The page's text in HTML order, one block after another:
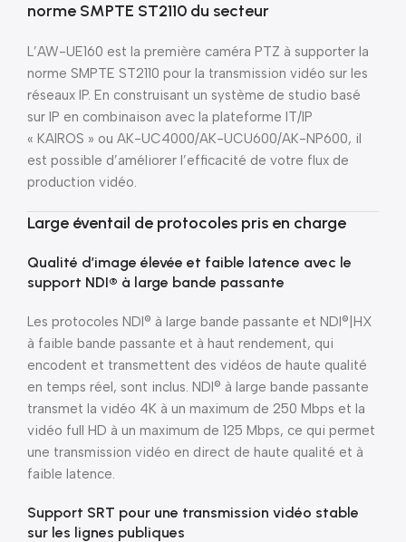
norme SMPTE ST2110 du secteur
L’AW-UE160 est la première caméra PTZ à supporter la
norme SMPTE ST2110 pour la transmission vidéo sur les
réseaux IP. En construisant un système de studio basé
sur IP en combinaison avec la plateforme IT/IP
« KAIROS » ou AK-UC4000/AK-UCU600/AK-NP600, il
est possible d’améliorer l’efficacité de votre flux de
production vidéo.
Large éventail de protocoles pris en charge
Qualité d’image élevée et faible latence avec le
support NDI® à large bande passante
Les protocoles NDI® à large bande passante et NDI®|HX
à faible bande passante et à haut rendement, qui
encodent et transmettent des vidéos de haute qualité
en temps réel, sont inclus. NDI® à large bande passante
transmet la vidéo 4K à un maximum de 250 Mbps et la
vidéo full HD à un maximum de 125 Mbps, ce qui permet
une transmission vidéo en direct de haute qualité et à
faible latence.
Support SRT pour une transmission vidéo stable
sur les lignes publiques